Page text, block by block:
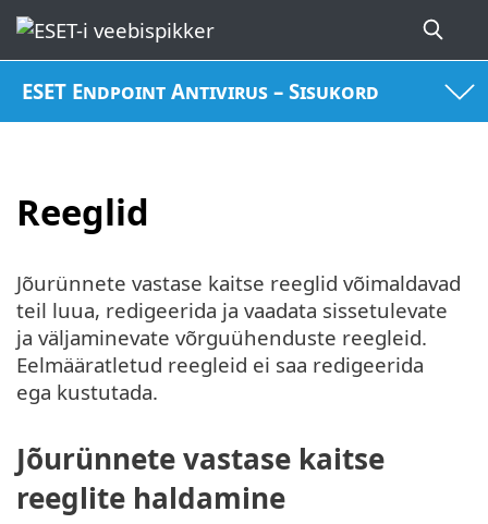
ESET Endpoint Antivirus – Sisukord
Reeglid
Jõurünnete vastase kaitse reeglid võimaldavad
teil luua, redigeerida ja vaadata sissetulevate
ja väljaminevate võrguühenduste reegleid.
Eelmääratletud reegleid ei saa redigeerida
ega kustutada.
Jõurünnete vastase kaitse
reeglite haldamine